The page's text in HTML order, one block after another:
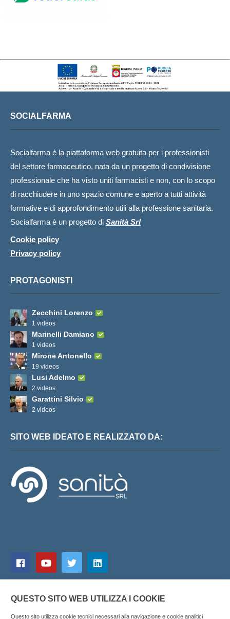
SOCIALFARMA
Socialfarma è la piattaforma web gratuita per i professionisti
del settore farmaceutico, nata da un progetto di condivisione
professionale che ha visto uniti farmacisti e non, con lo scopo
di racchiudere in uno spazio comune e aperto a tutti attività
formative e di approfondimento utili alla professione sanitaria.
Socialfarma è un progetto di Sanità Srl
Cookie policy
Privacy policy
PROTAGONISTI
Zecchini Lorenzo
1 videos
Marinelli Damiano
1 videos
Mirone Antonello
19 videos
Lusi Adelmo
2 videos
Garattini Silvio
2 videos
SITO WEB IDEATO E REALIZZATO DA:
QUESTO SITO WEB UTILIZZA I COOKIE
Questo sito utilizza cookie tecnici necessari alla navigazione e cookie analitici